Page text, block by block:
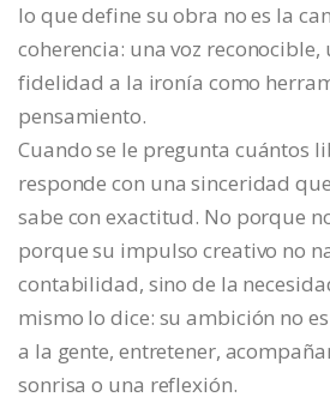
lo que define su obra no es la
coherencia: una voz
fidelidad a la ironía como
pensamiento.
Cuando se le pregunta cuántos
responde con una sinceridad
sabe con exactitud. No porque
porque su impulso creativo no
contabilidad, sino de la
mismo lo dice: su ambición no
a la gente, entretener,
sonrisa o una reflexión.